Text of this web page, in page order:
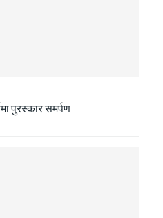
पुरस्कार समर्पण